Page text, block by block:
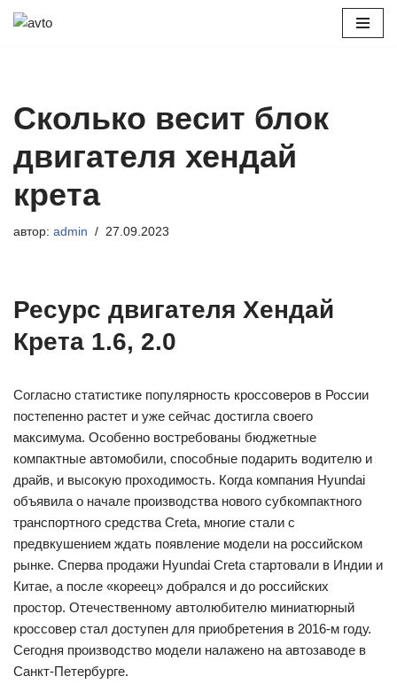
Сколько весит блок
двигателя хендай
крета
автор: admin 27.09.2023
Ресурс двигателя Хендай
Крета 1.6, 2.0
Согласно статистике популярность кроссоверов в России
постепенно растет и уже сейчас достигла своего
максимума. Особенно востребованы бюджетные
компактные автомобили, способные подарить водителю и
драйв, и высокую проходимость. Когда компания Hyundai
объявила о начале производства нового субкомпактного
транспортного средства Creta, многие стали с
предвкушением ждать появление модели на российском
рынке. Сперва продажи Hyundai Creta стартовали в Индии и
Китае, а после «кореец» добрался и до российских
простор. Отечественному автолюбителю миниатюрный
кроссовер стал доступен для приобретения в 2016-м году.
Сегодня производство модели налажено на автозаводе в
Санкт-Петербурге.